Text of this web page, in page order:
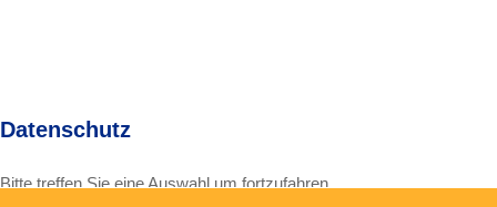
Datenschutz
Bitte treffen Sie eine Auswahl um fortzufahren.